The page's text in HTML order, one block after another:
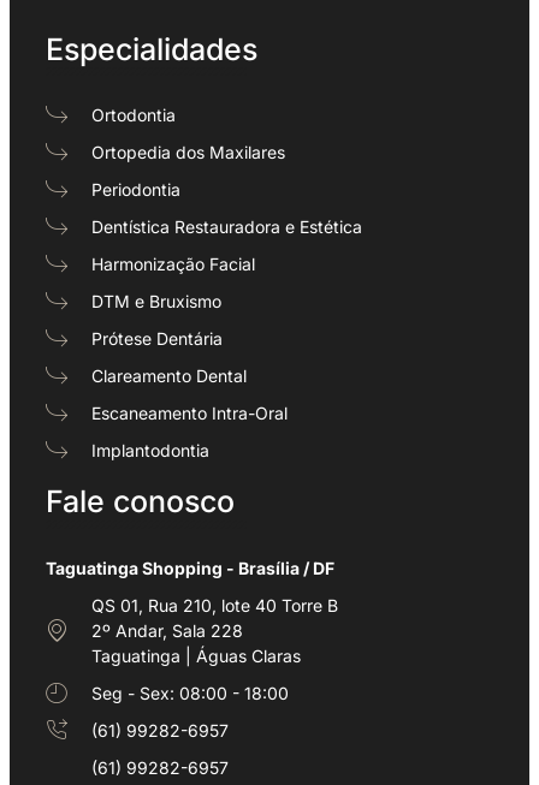
Especialidades
Ortodontia
Ortopedia dos Maxilares
Periodontia
Dentística Restauradora e Estética
Harmonização Facial
DTM e Bruxismo
Prótese Dentária
Clareamento Dental
Escaneamento Intra-Oral
Implantodontia
Fale conosco
Taguatinga Shopping - Brasília / DF
QS 01, Rua 210, lote 40 Torre B
2º Andar, Sala 228
Taguatinga | Águas Claras
Seg - Sex: 08:00 - 18:00
(61) 99282-6957
(61) 99282-6957